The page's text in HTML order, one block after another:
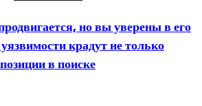
но вы уверены в его
крадут не только
в поиске